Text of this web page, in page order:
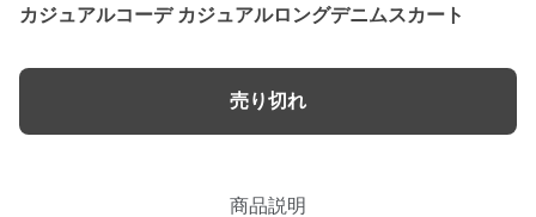
カジュアルコーデ カジュアルロングデニムスカート
売り切れ
商品説明